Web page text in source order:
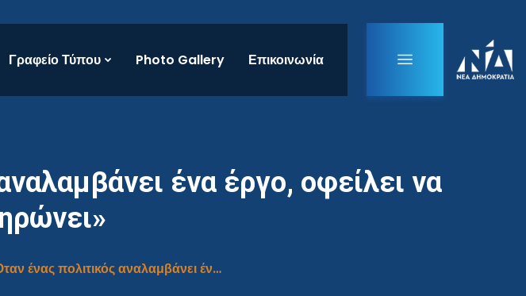
Γραφείο Τύπου Photo Gallery Επικοινωνία
ένα έργο, οφείλει να
Β. Κικίλιας: «Όταν ένας πολιτικός αναλαμβάνει ένα έργο, οφείλει να το ολοκληρώνει»